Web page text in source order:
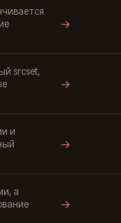
→
srcset,
→
и
→
а
→